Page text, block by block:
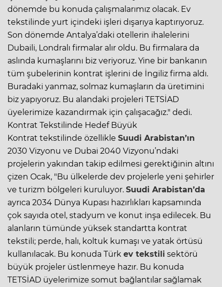
dönemde bu konuda çalışmalarımız olacak. Ev
tekstilinde yurt içindeki işleri dışarıya kaptırıyoruz.
Son dönemde Antalya’daki otellerin ihalelerini
Dubaili, Londralı firmalar alır oldu. Bu firmalara da
aslında kumaşlarını biz veriyoruz. Yine bir bankanın
tüm şubelerinin kontrat işlerini de İngiliz firma aldı.
Buradaki yanmaz, solmaz kumaşların da üretimini
biz yapıyoruz. Bu alandaki projeleri TETSİAD
üyelerimize kazandırmak için çalışacağız." dedi.
Kontrat Tekstilinde Hedef Büyük
Kontrat tekstilinde özellikle Suudi Arabistan’ın
2030 Vizyonu ve Dubai 2040 Vizyonu’ndaki
projelerin yakından takip edilmesi gerektiğinin altını
çizen Ocak, "Bu ülkelerde dev projelerle yeni şehirler
ve turizm bölgeleri kuruluyor. Suudi Arabistan’da
ayrıca 2034 Dünya Kupası hazırlıkları kapsamında
çok sayıda otel, stadyum ve konut inşa edilecek. Bu
alanların tümünde yüksek standartta kontrat
tekstili; perde, halı, koltuk kumaşı ve yatak örtüsü
kullanılacak. Bu konuda Türk ev tekstili sektörü
büyük projeler üstlenmeye hazır. Bu konuda
TETSİAD üyelerimize somut bağlantılar sağlamak